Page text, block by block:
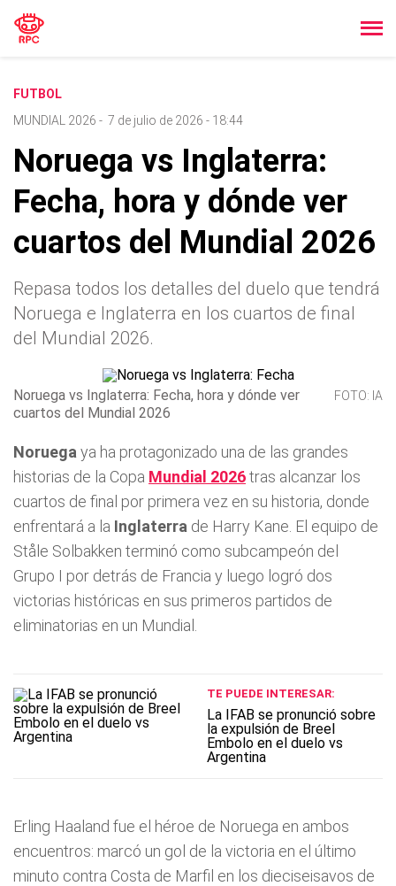
FUTBOL
MUNDIAL 2026 - 7 de julio de 2026 - 18:44
Noruega vs Inglaterra:
Fecha, hora y dónde ver
cuartos del Mundial 2026
Repasa todos los detalles del duelo que tendrá
Noruega e Inglaterra en los cuartos de final
del Mundial 2026.
Noruega vs Inglaterra: Fecha, hora y dónde ver
cuartos del Mundial 2026
FOTO: IA
Noruega ya ha protagonizado una de las grandes
historias de la Copa Mundial 2026tras alcanzar los
cuartos de final por primera vez en su historia, donde
enfrentará a la Inglaterra de Harry Kane. El equipo de
Ståle Solbakken terminó como subcampeón del
Grupo I por detrás de Francia y luego logró dos
victorias históricas en sus primeros partidos de
eliminatorias en un Mundial.
TE PUEDE INTERESAR:
La IFAB se pronunció sobre
la expulsión de Breel
Embolo en el duelo vs
Argentina
Erling Haaland fue el héroe de Noruega en ambos
encuentros: marcó un gol de la victoria en el último
minuto contra Costa de Marfil en los dieciseisavos de